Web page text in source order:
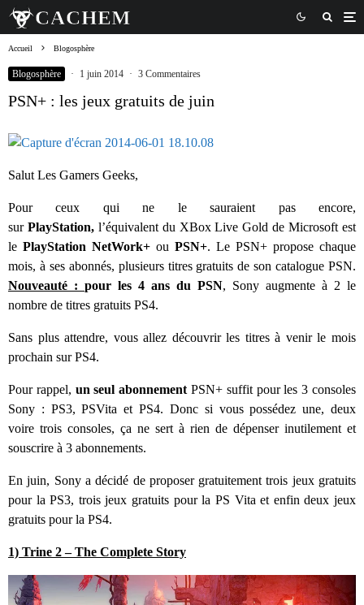
Accueil Blogosphère
Blogosphère · 1 juin 2014 · 3 Commentaires
PSN+ : les jeux gratuits de juin
Salut Les Gamers Geeks,
Pour ceux qui ne le sauraient pas encore,
sur PlayStation, l’équivalent du XBox Live Gold de Microsoft est
le PlayStation NetWork+ ou PSN+. Le PSN+ propose chaque
mois, à ses abonnés, plusieurs titres gratuits de son catalogue PSN.
Nouveauté : pour les 4 ans du PSN, Sony augmente à 2 le
nombre de titres gratuits PS4.
Sans plus attendre, vous allez découvrir les titres à venir le mois
prochain sur PS4.
Pour rappel, un seul abonnementPSN+ suffit pour les 3 consoles
Sony : PS3, PSVita et PS4. Donc si vous possédez une, deux
voire trois consoles, ça ne sert à rien de dépenser inutilement et
souscrire à 3 abonnements.
En juin, Sony a décidé de proposer gratuitement trois jeux gratuits
pour la PS3, trois jeux gratuits pour la PS Vita et enfin deux jeux
gratuits pour la PS4.
1) Trine 2 – The Complete Story